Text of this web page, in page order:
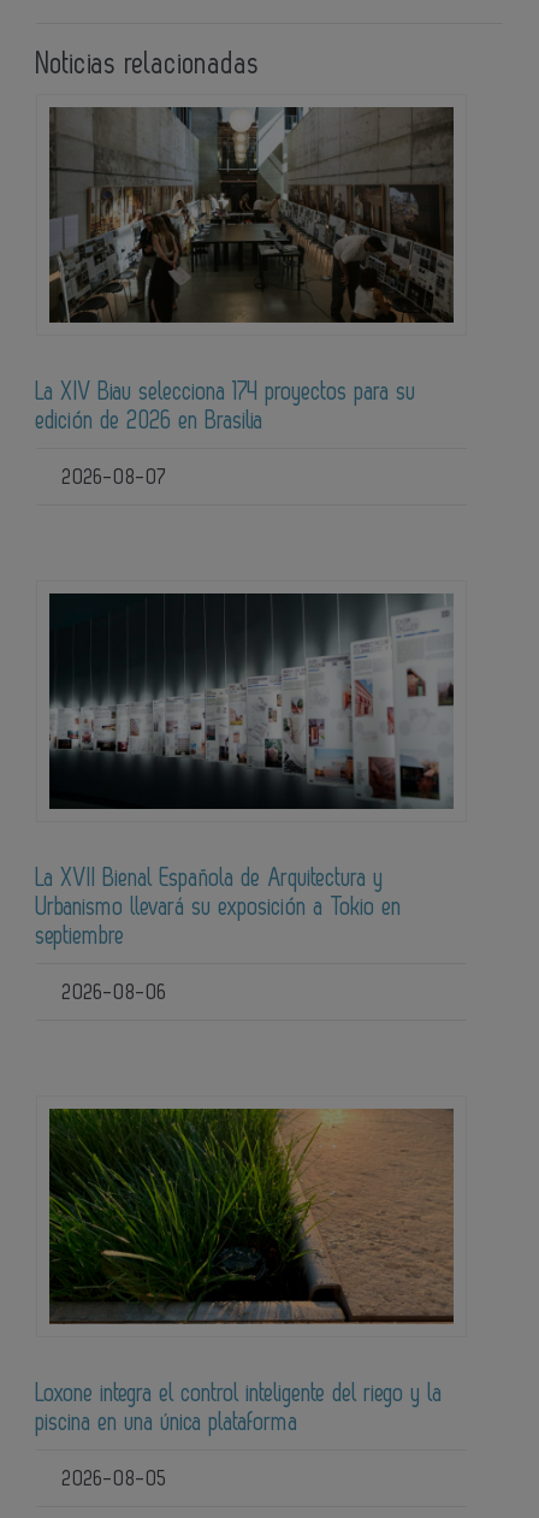
Noticias relacionadas
La XIV Biau selecciona 174 proyectos para su
edición de 2026 en Brasilia
2026-08-07
La XVII Bienal Española de Arquitectura y
Urbanismo llevará su exposición a Tokio en
septiembre
2026-08-06
Loxone integra el control inteligente del riego y la
piscina en una única plataforma
2026-08-05